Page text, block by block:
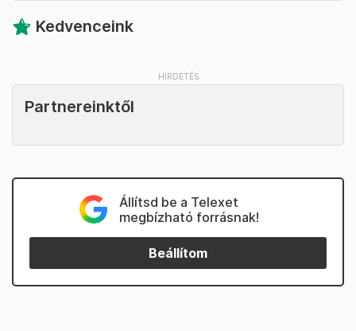
Kedvenceink
Partnereinktől
Állítsd be a Telexet
megbízható forrásnak!
Beállítom